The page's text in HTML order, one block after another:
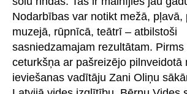
Nodarbības var notikt mežā, pļavā,
muzejā, rūpnīcā, teātrī – atbilstoši
sasniedzamajam rezultātam. Pirms
ceturkšņa ar pašreizējo pilnveidotā
ieviešanas vadītāju Zani Oliņu